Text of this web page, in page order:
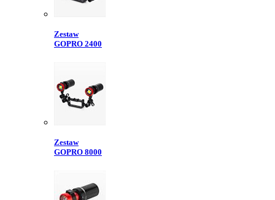
Zestaw
GOPRO 2400
Zestaw
GOPRO 8000